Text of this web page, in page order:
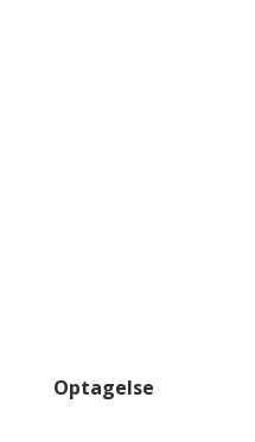
Optagelse